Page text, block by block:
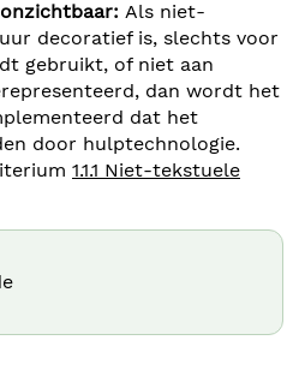
Als niet-
decoratief is, slechts voor
gebruikt, of niet aan
dan wordt het
dat het
door hulptechnologie.
1.1.1 Niet-tekstuele